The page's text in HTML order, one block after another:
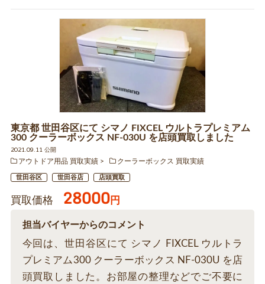
東京都 世田谷区にて シマノ FIXCEL ウルトラプレミアム
300 クーラーボックス NF-030U を店頭買取しました
2021.09.11 公開
アウトドア用品 買取実績
クーラーボックス 買取実績
世田谷区 世田谷店 店頭買取
買取価格 28000円
担当バイヤーからのコメント
今回は、世田谷区にて シマノ FIXCEL ウルトラ
プレミアム300 クーラーボックス NF-030U を店
頭買取しました。お部屋の整理などでご不要に